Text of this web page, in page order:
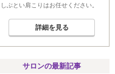
しぶとい肩こりはお任せください。
詳細を見る
サロンの最新記事